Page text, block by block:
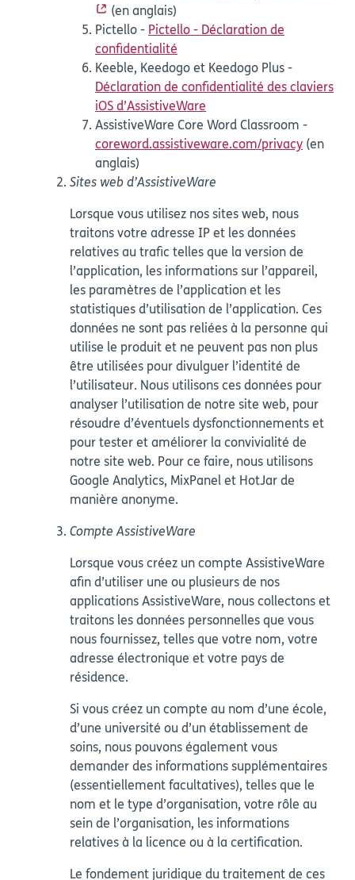
(en anglais)
Pictello - Pictello - Déclaration de
confidentialité
Keeble, Keedogo et Keedogo Plus -
Déclaration de confidentialité des claviers
iOS d’AssistiveWare
AssistiveWare Core Word Classroom -
coreword.assistiveware.com/privacy (en
anglais)
Sites web d’AssistiveWare
Lorsque vous utilisez nos sites web, nous
traitons votre adresse IP et les données
relatives au trafic telles que la version de
l’application, les informations sur l’appareil,
les paramètres de l’application et les
statistiques d’utilisation de l’application. Ces
données ne sont pas reliées à la personne qui
utilise le produit et ne peuvent pas non plus
être utilisées pour divulguer l’identité de
l’utilisateur. Nous utilisons ces données pour
analyser l’utilisation de notre site web, pour
résoudre d’éventuels dysfonctionnements et
pour tester et améliorer la convivialité de
notre site web. Pour ce faire, nous utilisons
Google Analytics, MixPanel et HotJar de
manière anonyme.
Compte AssistiveWare
Lorsque vous créez un compte AssistiveWare
afin d’utiliser une ou plusieurs de nos
applications AssistiveWare, nous collectons et
traitons les données personnelles que vous
nous fournissez, telles que votre nom, votre
adresse électronique et votre pays de
résidence.
Si vous créez un compte au nom d’une école,
d’une université ou d’un établissement de
soins, nous pouvons également vous
demander des informations supplémentaires
(essentiellement facultatives), telles que le
nom et le type d’organisation, votre rôle au
sein de l’organisation, les informations
relatives à la licence ou à la certification.
Le fondement juridique du traitement de ces